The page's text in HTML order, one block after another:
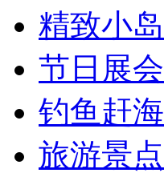
精致小岛
节日展会
钓鱼赶海
旅游景点